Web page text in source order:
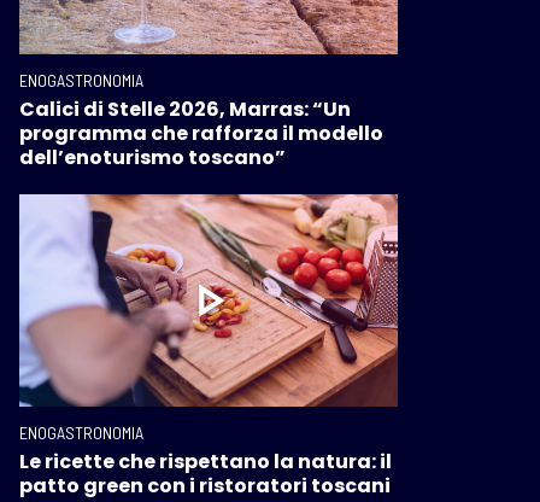
ENOGASTRONOMIA
Calici di Stelle 2026, Marras: “Un
programma che rafforza il modello
dell’enoturismo toscano”
ENOGASTRONOMIA
Le ricette che rispettano la natura: il
patto green con i ristoratori toscani